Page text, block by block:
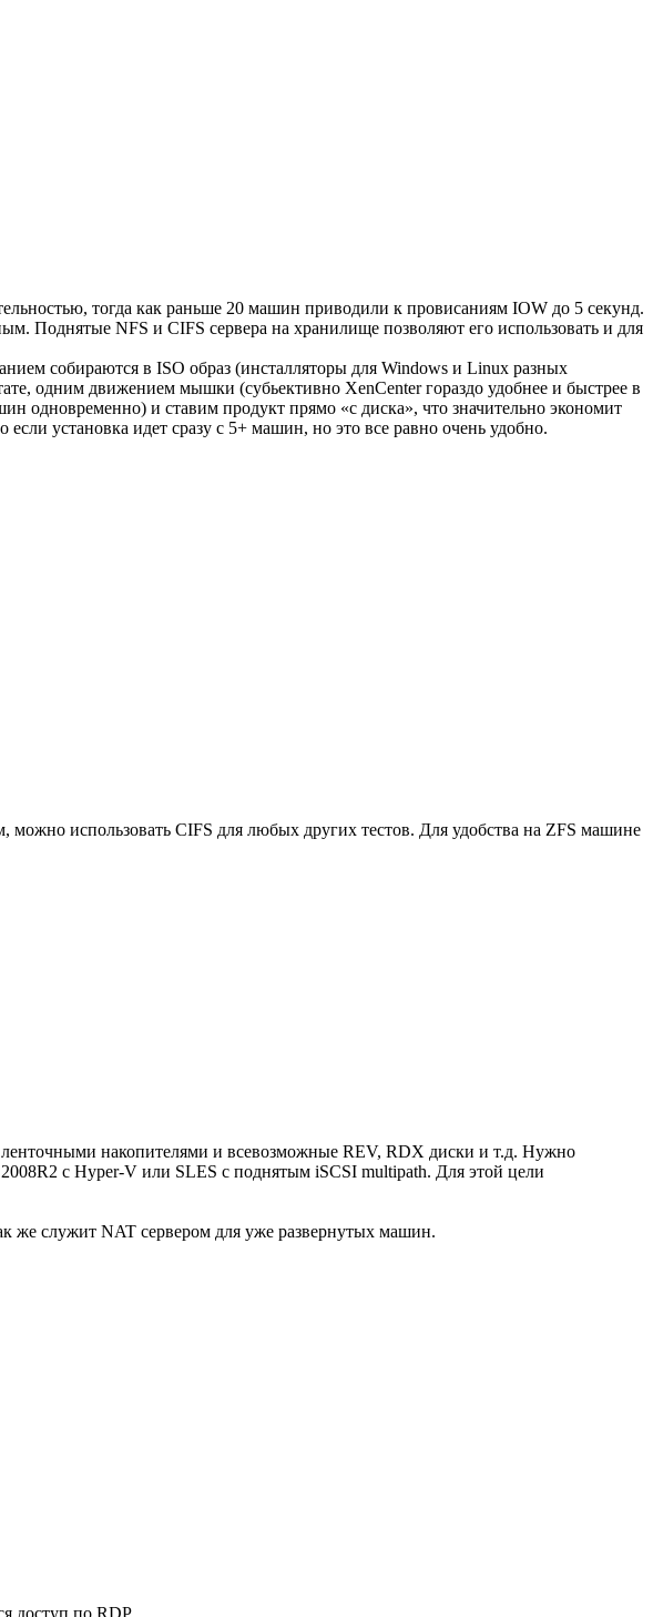
тогда как раньше 20 машин приводили к провисаниям IOW до 5 секунд.
Поднятые NFS и CIFS сервера на хранилище позволяют его использовать и для
собираются в ISO образ (инсталляторы для Windows и Linux разных
одним движением мышки (субьективно XenCenter гораздо удобнее и быстрее в
одновременно) и ставим продукт прямо «с диска», что значительно экономит
установка идет сразу с 5+ машин, но это все равно очень удобно.
использовать CIFS для любых других тестов. Для удобства на ZFS машине
накопителями и всевозможные REV, RDX диски и т.д. Нужно
с Hyper-V или SLES с поднятым iSCSI multipath. Для этой цели
же служит NAT сервером для уже развернутых машин.
доступ по RDP.